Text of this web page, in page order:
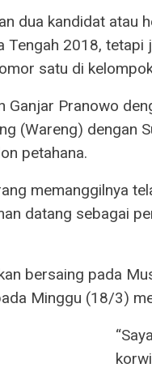
dua kandidat atau
Tengah 2018,
satu di
Ganjar Pranowo
(Wareng) dengan
petahana.
memanggilnya
datang sebagai
bersaing pada
Minggu (18/3)